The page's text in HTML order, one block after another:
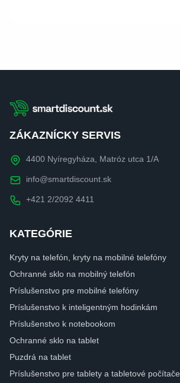
ZÁKAZNÍCKY SERVIS
4400 Nyíregyháza, Matróz utca 1/A
info@smartdiscount.sk
+421 2/2092 4411
KATEGÓRIE
Kryty na telefón, kryty na mobilné telefóny
Ochranné sklo na mobilný telefón
Príslušenstvo pre mobilné telefóny
Príslušenstvo k inteligentným hodinkám
Príslušenstvo k notebookom
Ochranné sklo na tablet
Puzdrá na tablet
Príslušenstvo pre tablety a tabletové počítače